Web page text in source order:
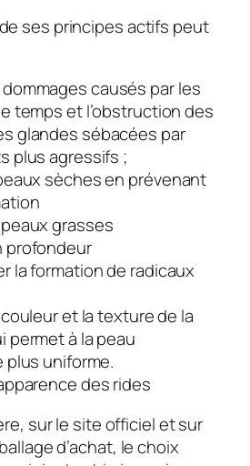
ses principes actifs peut
causés par les
temps et l’obstruction des
glandes sébacées par
plus agressifs ;
sèches en prévenant
grasses
profondeur
la formation de radicaux
et la texture de la
permet à la peau
plus uniforme.
des rides
sur le site officiel et sur
d’achat, le choix